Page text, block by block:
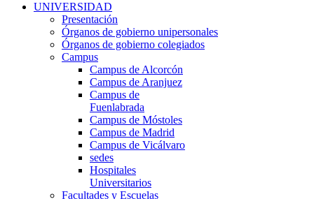
UNIVERSIDAD
Presentación
Órganos de gobierno unipersonales
Órganos de gobierno colegiados
Campus
Campus de Alcorcón
Campus de Aranjuez
Campus de
Fuenlabrada
Campus de Móstoles
Campus de Madrid
Campus de Vicálvaro
sedes
Hospitales
Universitarios
Facultades y Escuelas